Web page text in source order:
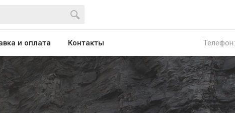
и оплата Контакты Телефон: